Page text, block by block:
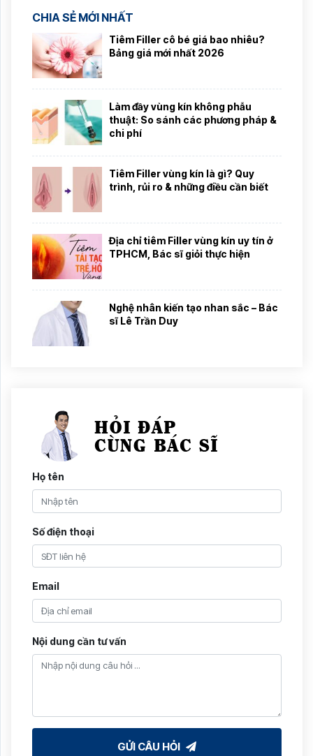
CHIA SẺ MỚI NHẤT
Tiêm Filler cô bé giá bao nhiêu?
Bảng giá mới nhất 2026
Làm đầy vùng kín không phẫu
thuật: So sánh các phương pháp &
chi phí
Tiêm Filler vùng kín là gì? Quy
trình, rủi ro & những điều cần biết
Địa chỉ tiêm Filler vùng kín uy tín ở
TPHCM, Bác sĩ giỏi thực hiện
Nghệ nhân kiến tạo nhan sắc – Bác
sĩ Lê Trần Duy
Họ tên
Số điện thoại
Email
Nội dung cần tư vấn
GỬI CÂU HỎI